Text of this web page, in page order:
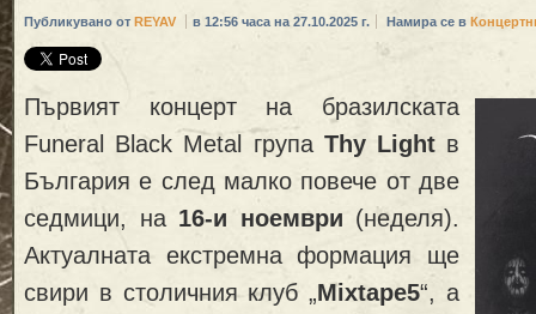
Публикувано от REYAV в 12:56 часа на 27.10.2025 г. Намира се в
Първият концерт на бразилската
Funeral Black Metal група Thy Lightв
България е след малко повече от две
седмици, на 16-и ноември (неделя).
Актуалната екстремна формация ще
свири в столичния клуб „Mixtape5“, а